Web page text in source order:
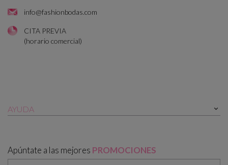
info@fashionbodas.com
CITA PREVIA
(horario comercial)
AYUDA 
Apúntate a las mejores PROMOCIONES